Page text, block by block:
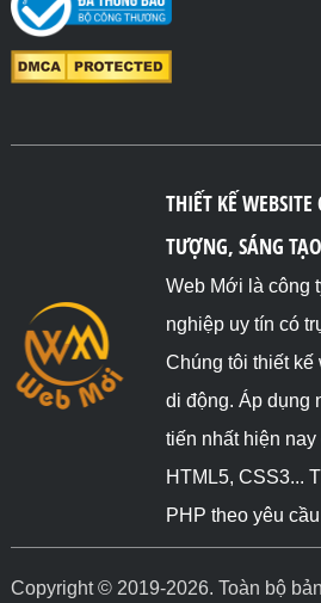
THIẾT KẾ
TƯỢNG, SÁNG
Web Mới là công
nghiệp uy tín có
Chúng tôi thiết kế
di động. Áp dụng
tiến nhất hiện
HTML5, CSS3...
PHP theo yêu
Copyright © 2019-2026. Toàn bộ